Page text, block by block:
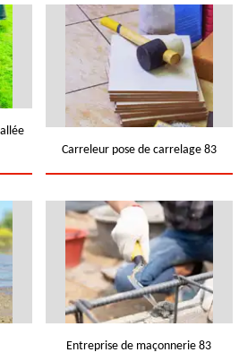
Carreleur pose de carrelage 83
Entreprise de maçonnerie 83